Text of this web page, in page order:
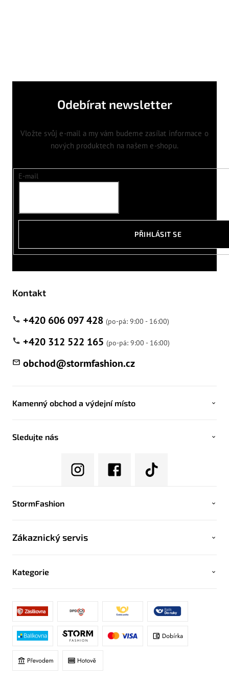
Odebírat newsletter
Vložte svůj e-mail a my vám budeme zasílat informace o
nových produktech na našem e-shopu.
E-mail
PŘIHLÁSIT SE
Kontakt
obchod@stormfashion.cz
+420 606 097 428
+420 312 522 165
Kamenný obchod a výdejní místo
Sledujte nás
StormFashion
Zákaznický servis
Kategorie